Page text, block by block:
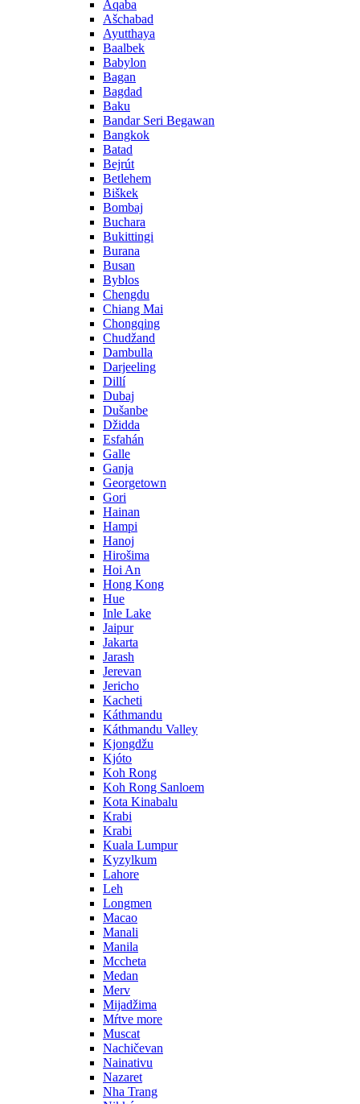
Aqaba
Ašchabad
Ayutthaya
Baalbek
Babylon
Bagan
Bagdad
Baku
Bandar Seri Begawan
Bangkok
Batad
Bejrút
Betlehem
Biškek
Bombaj
Buchara
Bukittingi
Burana
Busan
Byblos
Chengdu
Chiang Mai
Chongqing
Chudžand
Dambulla
Darjeeling
Dillí
Dubaj
Dušanbe
Džidda
Esfahán
Galle
Ganja
Georgetown
Gori
Hainan
Hampi
Hanoj
Hirošima
Hoi An
Hong Kong
Hue
Inle Lake
Jaipur
Jakarta
Jarash
Jerevan
Jericho
Kacheti
Káthmandu
Káthmandu Valley
Kjongdžu
Kjóto
Koh Rong
Koh Rong Sanloem
Kota Kinabalu
Krabi
Krabi
Kuala Lumpur
Kyzylkum
Lahore
Leh
Longmen
Macao
Manali
Manila
Mccheta
Medan
Merv
Mijadžima
Mŕtve more
Muscat
Nachičevan
Nainativu
Nazaret
Nha Trang